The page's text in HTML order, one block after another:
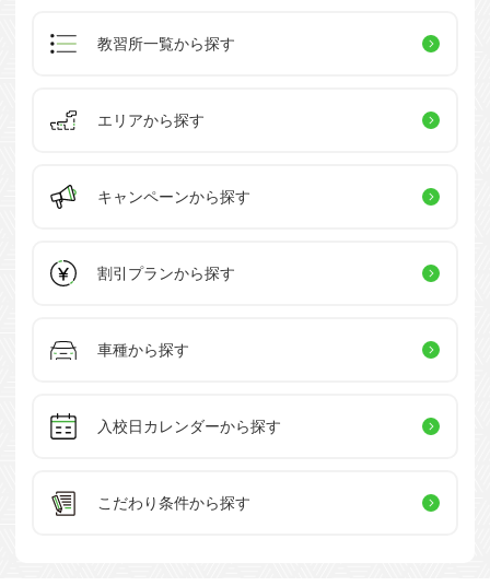
教習所一覧から探す
エリアから探す
キャンペーンから探す
割引プランから探す
車種から探す
入校日カレンダーから探す
こだわり条件から探す